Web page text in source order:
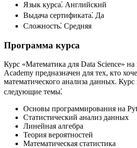
Язык курса⁚ Английский
Выдача сертификата⁚ Да
Сложность⁚ Средняя
Программа курса
Курс «Математика для Data Science»
Academy предназначен для тех, кто
математического анализа данных. Курс
следующие темы⁚
Основы программирования на
Статистический анализ данных
Линейная алгебра
Теория вероятностей
Математическая статистика